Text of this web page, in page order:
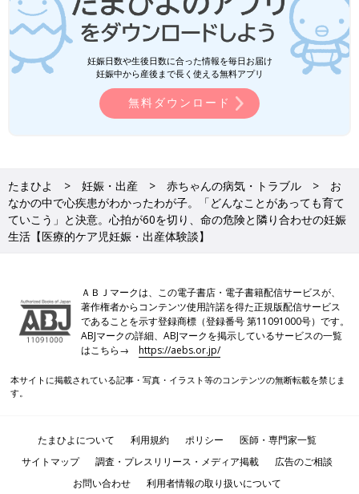
妊娠日数や生後日数に合った情報を毎日お届け
妊娠中から産後まで長く使える無料アプリ
無料ダウンロード
たまひよ 妊娠・出産 赤ちゃんの病気・トラブル
お
なかの中で心疾患がわかったわが子。「どんなことがあっても育て
ていこう」と決意。心拍が60を切り、命の危険と隣り合わせの妊娠
生活【医療的ケア児妊娠・出産体験談】
ＡＢＪマークは、この電子書店・電子書籍配信サービスが、
著作権者からコンテンツ使用許諾を得た正規版配信サービス
であることを示す登録商標（登録番号 第11091000号）です。
ABJマークの詳細、ABJマークを掲示しているサービスの一覧
はこちら→https://aebs.or.jp/
本サイトに掲載されている記事・写真・イラスト等のコンテンツの無断転載を禁じま
す。
たまひよについて 利用規約 ポリシー
医師・専門家一覧
サイトマップ
調査・プレスリリース・メディア掲載
広告のご相談
お問い合わせ
利用者情報の取り扱いについて